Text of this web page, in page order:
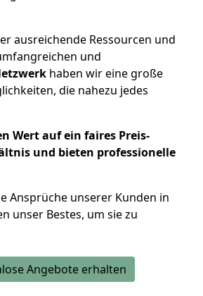
ausreichende Ressourcen und
und
haben wir eine große
die nahezu jedes
Wert auf ein faires Preis-
und bieten professionelle
Ansprüche unserer Kunden in
unser Bestes, um sie zu
Angebote erhalten